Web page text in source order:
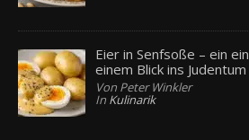
Eier in Senfsoße – ein
einem Blick ins Judentum
Von Peter Winkler
In Kulinarik